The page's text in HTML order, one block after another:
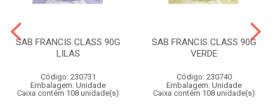
SAB FRANCIS CLASS 90G
LILAS
Código: 230731
Embalagem: Unidade
Caixa contém 108 unidade(s)
SAB FRANCIS CLASS 90G
VERDE
Código: 230740
Embalagem: Unidade
Caixa contém 108 unidade(s)